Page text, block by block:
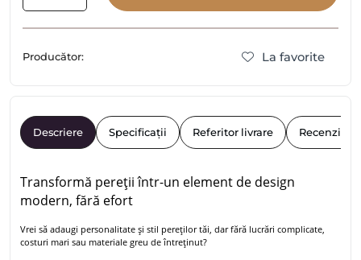
Producător: La favorite
Descriere Specificații Referitor livrare Recenzii
Transformă pereții într-un element de design
modern, fără efort
Vrei să adaugi personalitate și stil pereților tăi, dar fără lucrări complicate,
costuri mari sau materiale greu de întreținut?